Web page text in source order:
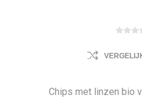
Chips met linzen bio